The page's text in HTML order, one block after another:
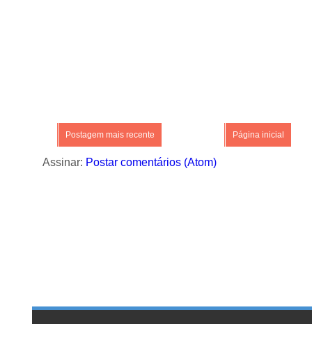
Postagem mais recente Página inicial
Assinar: Postar comentários (Atom)